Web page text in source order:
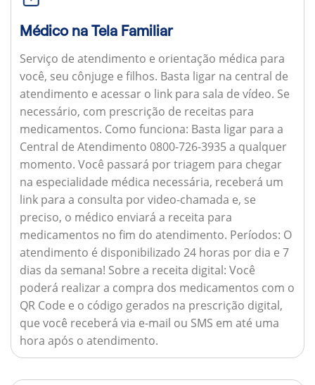
Médico na Tela Familiar
Serviço de atendimento e orientação médica para
você, seu cônjuge e filhos. Basta ligar na central de
atendimento e acessar o link para sala de vídeo. Se
necessário, com prescrição de receitas para
medicamentos. Como funciona: Basta ligar para a
Central de Atendimento 0800-726-3935 a qualquer
momento. Você passará por triagem para chegar
na especialidade médica necessária, receberá um
link para a consulta por video-chamada e, se
preciso, o médico enviará a receita para
medicamentos no fim do atendimento. Períodos: O
atendimento é disponibilizado 24 horas por dia e 7
dias da semana! Sobre a receita digital: Você
poderá realizar a compra dos medicamentos com o
QR Code e o código gerados na prescrição digital,
que você receberá via e-mail ou SMS em até uma
hora após o atendimento.